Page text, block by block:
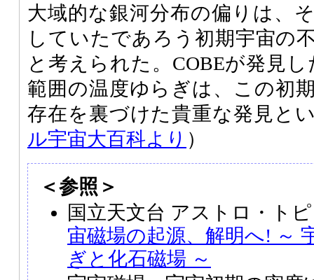
大域的な銀河分布の偏りは、
していたであろう初期宇宙の
と考えられた。COBEが発見
範囲の温度ゆらぎは、この初
存在を裏づけた貴重な発見と
ル宇宙大百科より ）
＜参照＞
国立天文台 アストロ・ト
宙磁場の起源、解明へ! ～
ぎと化石磁場 ～